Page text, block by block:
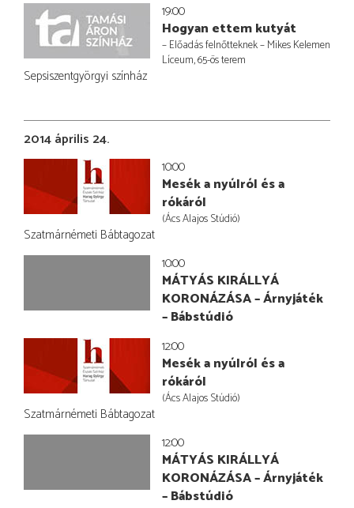
19:00
Hogyan ettem kutyát
– Előadás felnőtteknek – Mikes Kelemen
Líceum, 65-ös terem
Sepsiszentgyörgyi színház
2014 április 24.
10:00
Mesék a nyúlról és a
rókáról
(Ács Alajos Stúdió)
Szatmárnémeti Bábtagozat
10:00
MÁTYÁS KIRÁLLYÁ
KORONÁZÁSA – Árnyjáték
– Bábstúdió
12:00
Mesék a nyúlról és a
rókáról
(Ács Alajos Stúdió)
Szatmárnémeti Bábtagozat
12:00
MÁTYÁS KIRÁLLYÁ
KORONÁZÁSA – Árnyjáték
– Bábstúdió